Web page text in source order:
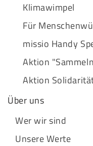
Klimawimpel
Für
missio Handy
Aktion
Aktion
Über uns
Wer wir sind
Unsere Werte